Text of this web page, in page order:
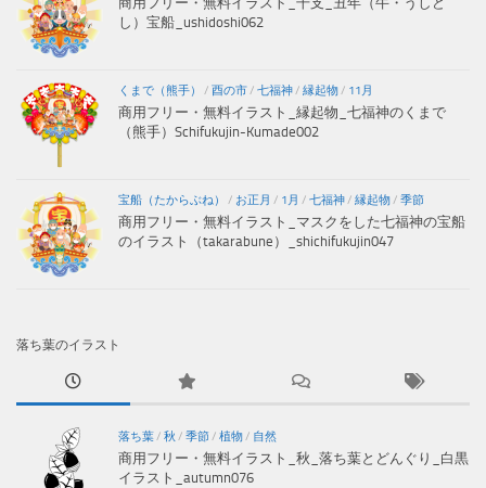
し）宝船_ushidoshi062
くまで（熊手） / 酉の市/ 七福神/ 縁起物/ 11月
商用フリー・無料イラスト_縁起物_七福神のくまで
（熊手）Schifukujin-Kumade002
宝船（たからぶね） / お正月 / 1月 / 七福神/ 縁起物/ 季節
商用フリー・無料イラスト_マスクをした七福神の宝船
のイラスト（takarabune）_shichifukujin047
落ち葉のイラスト
落ち葉/ 秋 / 季節/ 植物/ 自然
商用フリー・無料イラスト_秋_落ち葉とどんぐり_白黒
イラスト_autumn076